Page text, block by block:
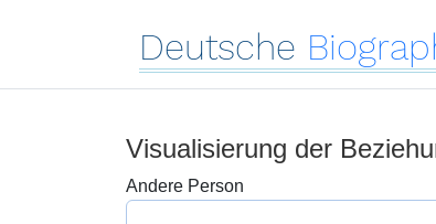
Deutsche
Visualisierung der
Andere Person